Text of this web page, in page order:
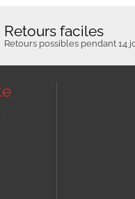
Retours faciles
Retours possibles pendant 14